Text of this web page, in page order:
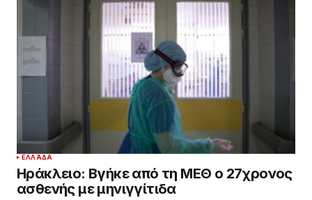
ΕΛΛΆΔΑ
Ηράκλειο: Βγήκε από τη ΜΕΘ ο 27χρονος
ασθενής με μηνιγγίτιδα